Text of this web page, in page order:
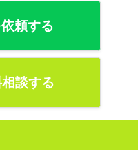
頼する
談する